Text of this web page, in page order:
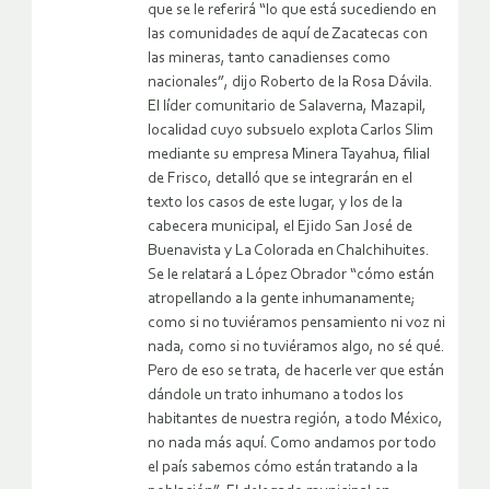
que se le referirá “lo que está sucediendo en
las comunidades de aquí de Zacatecas con
las mineras, tanto canadienses como
nacionales”, dijo Roberto de la Rosa Dávila.
El líder comunitario de Salaverna, Mazapil,
localidad cuyo subsuelo explota Carlos Slim
mediante su empresa Minera Tayahua, filial
de Frisco, detalló que se integrarán en el
texto los casos de este lugar, y los de la
cabecera municipal, el Ejido San José de
Buenavista y La Colorada en Chalchihuites.
Se le relatará a López Obrador “cómo están
atropellando a la gente inhumanamente;
como si no tuviéramos pensamiento ni voz ni
nada, como si no tuviéramos algo, no sé qué.
Pero de eso se trata, de hacerle ver que están
dándole un trato inhumano a todos los
habitantes de nuestra región, a todo México,
no nada más aquí. Como andamos por todo
el país sabemos cómo están tratando a la